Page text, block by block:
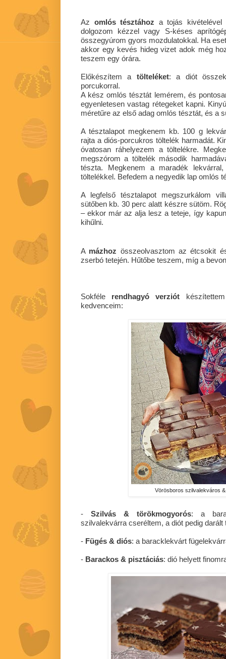
Az omlós tésztához a tojás kivételével
dolgozom kézzel vagy S-késes
összegyúrom gyors mozdulatokkal. Ha
akkor egy kevés hideg vizet adok még
teszem egy órára.
Előkészítem a tölteléket: a diót
porcukorral.
A kész omlós tésztát lemérem, és
egyenletesen vastag rétegeket kapni.
méretűre az első adag omlós tésztát, és a
A tésztalapot megkenem kb. 100 g
rajta a diós-porcukros töltelék harmadát.
óvatosan ráhelyezem a töltelékre.
megszórom a töltelék második
tészta. Megkenem a maradék
töltelékkel. Befedem a negyedik lap omlós
A legfelső tésztalapot megszurkálom
sütőben kb. 30 perc alatt készre sütöm.
– ekkor már az alja lesz a teteje, így
kihűlni.
A mázhoz összeolvasztom az étcsokit
zserbó tetején. Hűtőbe teszem, míg a
Sokféle rendhagyó verziót
kedvenceim:
Vörösboros szilvalekváros
- Szilvás & törökmogyorós: a
szilvalekvárra cseréltem, a diót pedig
- Fügés & diós: a baracklekvárt
- Barackos & pisztáciás: dió helyett